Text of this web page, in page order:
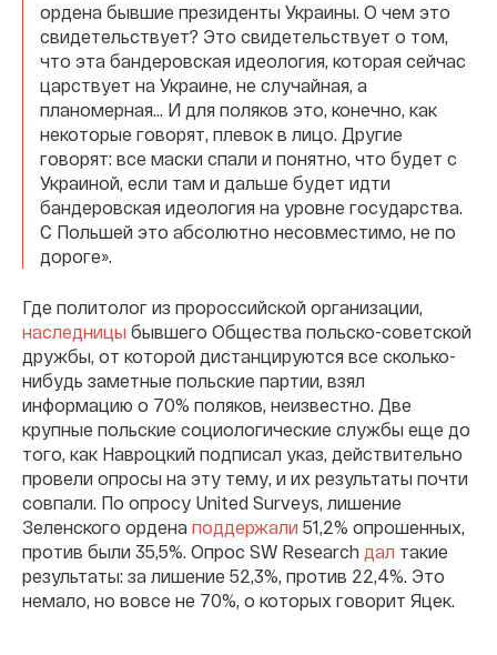
ордена бывшие президенты Украины. О чем это
свидетельствует? Это свидетельствует о том,
что эта бандеровская идеология, которая сейчас
царствует на Украине, не случайная, а
планомерная… И для поляков это, конечно, как
некоторые говорят, плевок в лицо. Другие
говорят: все маски спали и понятно, что будет с
Украиной, если там и дальше будет идти
бандеровская идеология на уровне государства.
С Польшей это абсолютно несовместимо, не по
дороге».
Где политолог из пророссийской организации,
наследницы бывшего Общества польско-советской
дружбы, от которой дистанцируются все сколько-
нибудь заметные польские партии, взял
информацию о 70% поляков, неизвестно. Две
крупные польские социологические службы еще до
того, как Навроцкий подписал указ, действительно
провели опросы на эту тему, и их результаты почти
совпали. По опросу United Surveys, лишение
Зеленского ордена поддержали 51,2% опрошенных,
против были 35,5%. Опрос SW Research дал такие
результаты: за лишение 52,3%, против 22,4%. Это
немало, но вовсе не 70%, о которых говорит Яцек.